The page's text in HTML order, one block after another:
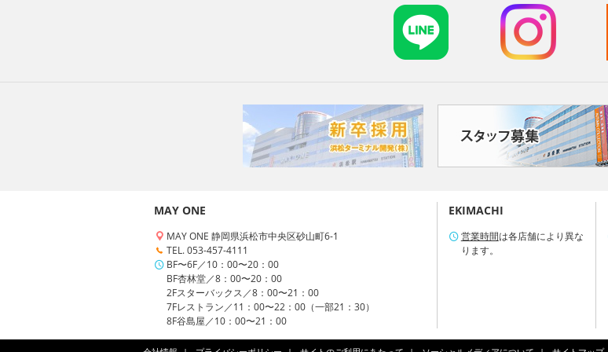
MAY ONE
MAY ONE 静岡県浜松市中央区砂山町6-1
TEL. 053-457-4111
BF〜6F／10：00〜20：00
BF杏林堂／8：00〜20：00
2Fスターバックス／8：00〜21：00
7Fレストラン／11：00〜22：00（一部21：30）
8F谷島屋／10：00〜21：00
EKIMACHI
営業時間は各店舗により異な
ります。